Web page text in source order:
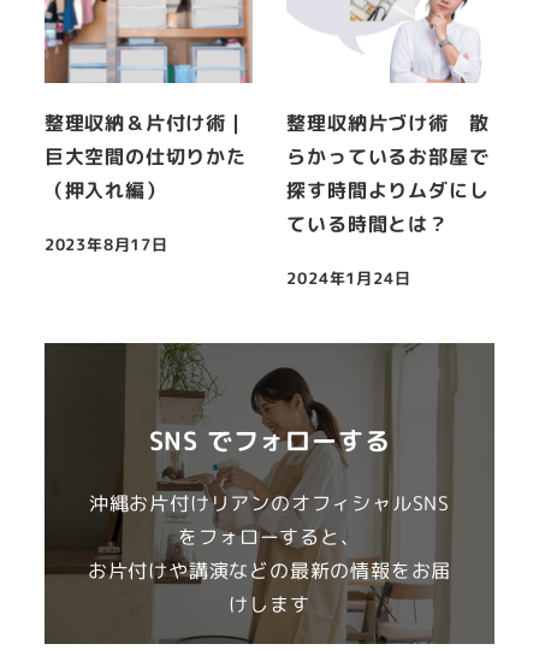
整理収納＆片付け術｜
巨大空間の仕切りかた
（押入れ編）
投稿日
2023年8月17日
整理収納片づけ術 散
らかっているお部屋で
探す時間よりムダにし
ている時間とは？
投稿日
2024年1月24日
SNS でフォローする
沖縄お片付けリアンのオフィシャルSNS
をフォローすると、
お片付けや講演などの最新の情報をお届
けします